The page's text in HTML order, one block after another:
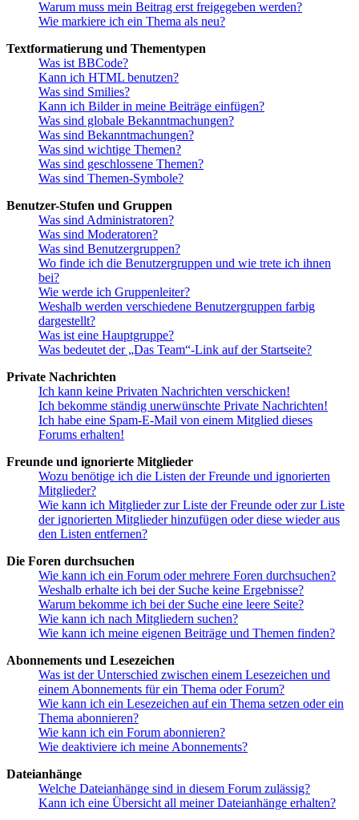
Warum muss mein Beitrag erst freigegeben werden?
Wie markiere ich ein Thema als neu?
Textformatierung und Thementypen
Was ist BBCode?
Kann ich HTML benutzen?
Was sind Smilies?
Kann ich Bilder in meine Beiträge einfügen?
Was sind globale Bekanntmachungen?
Was sind Bekanntmachungen?
Was sind wichtige Themen?
Was sind geschlossene Themen?
Was sind Themen-Symbole?
Benutzer-Stufen und Gruppen
Was sind Administratoren?
Was sind Moderatoren?
Was sind Benutzergruppen?
Wo finde ich die Benutzergruppen und wie trete ich ihnen
bei?
Wie werde ich Gruppenleiter?
Weshalb werden verschiedene Benutzergruppen farbig
dargestellt?
Was ist eine Hauptgruppe?
Was bedeutet der „Das Team“-Link auf der Startseite?
Private Nachrichten
Ich kann keine Privaten Nachrichten verschicken!
Ich bekomme ständig unerwünschte Private Nachrichten!
Ich habe eine Spam-E-Mail von einem Mitglied dieses
Forums erhalten!
Freunde und ignorierte Mitglieder
Wozu benötige ich die Listen der Freunde und ignorierten
Mitglieder?
Wie kann ich Mitglieder zur Liste der Freunde oder zur Liste
der ignorierten Mitglieder hinzufügen oder diese wieder aus
den Listen entfernen?
Die Foren durchsuchen
Wie kann ich ein Forum oder mehrere Foren durchsuchen?
Weshalb erhalte ich bei der Suche keine Ergebnisse?
Warum bekomme ich bei der Suche eine leere Seite?
Wie kann ich nach Mitgliedern suchen?
Wie kann ich meine eigenen Beiträge und Themen finden?
Abonnements und Lesezeichen
Was ist der Unterschied zwischen einem Lesezeichen und
einem Abonnements für ein Thema oder Forum?
Wie kann ich ein Lesezeichen auf ein Thema setzen oder ein
Thema abonnieren?
Wie kann ich ein Forum abonnieren?
Wie deaktiviere ich meine Abonnements?
Dateianhänge
Welche Dateianhänge sind in diesem Forum zulässig?
Kann ich eine Übersicht all meiner Dateianhänge erhalten?